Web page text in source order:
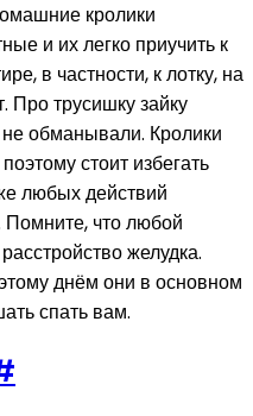
кролики
и их легко приучить к
в частности, к лотку, на
Про трусишку зайку
не обманывали. Кролики
стоит избегать
любых действий
Помните, что любой
желудка.
днём они в основном
спать вам.